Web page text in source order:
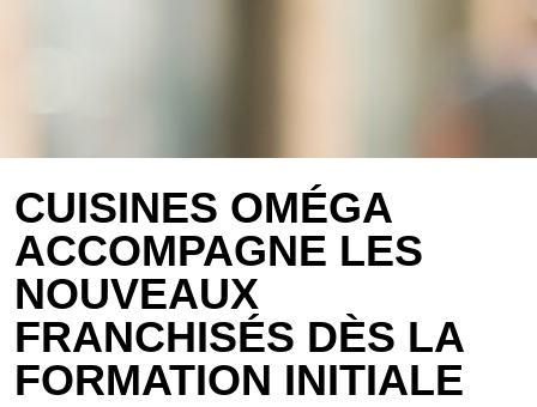
CUISINES OMÉGA
ACCOMPAGNE LES
NOUVEAUX
FRANCHISÉS DÈS LA
FORMATION INITIALE